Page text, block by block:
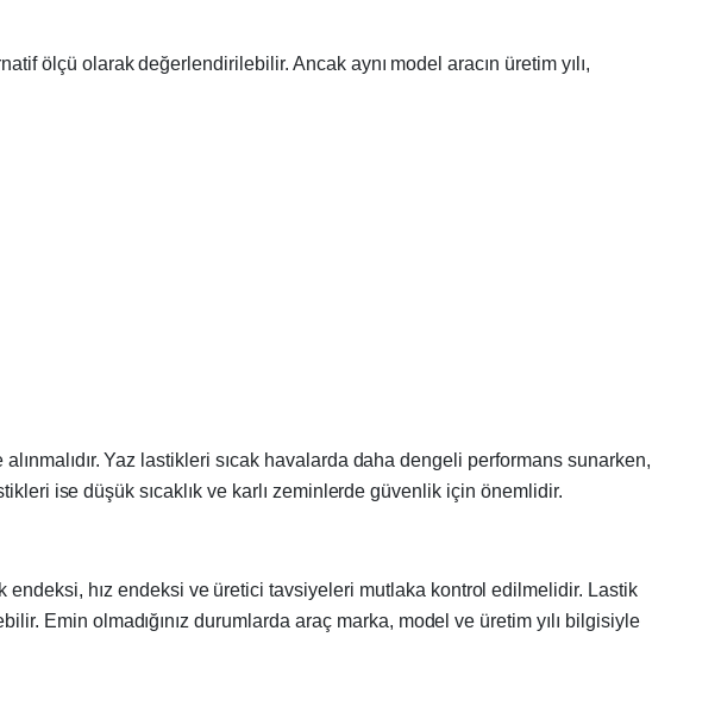
ölçü olarak değerlendirilebilir. Ancak aynı model aracın üretim yılı,
Yaz lastikleri sıcak havalarda daha dengeli performans sunarken,
ise düşük sıcaklık ve karlı zeminlerde güvenlik için önemlidir.
endeksi, hız endeksi ve üretici tavsiyeleri mutlaka kontrol edilmelidir. Lastik
Emin olmadığınız durumlarda araç marka, model ve üretim yılı bilgisiyle